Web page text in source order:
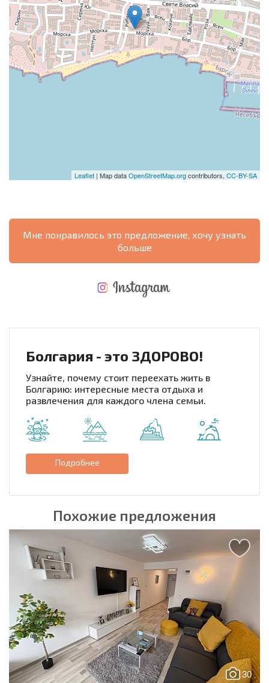
Leaflet | Map dataOpenStreetMap.orgcontributors, CC-BY-SA
Мне понравилось это предложение, хочу узнать
больше
Болгария - это ЗДОРОВО!
Узнайте, почему стоит переехать жить в
Болгарию: интересные места отдыха и
развлечения для каждого члена семьи.
Подробнее
Похожие предложения
30